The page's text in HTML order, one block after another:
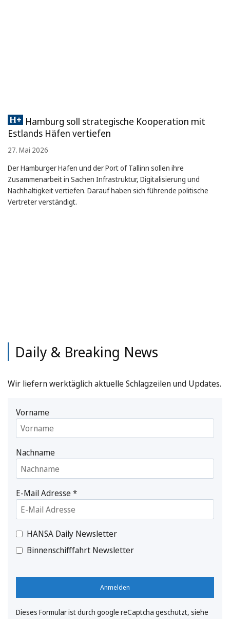
Hamburg soll strategische Kooperation mit
Estlands Häfen vertiefen
27. Mai 2026
Der Hamburger Hafen und der Port of Tallinn sollen ihre
Zusammenarbeit in Sachen Infrastruktur, Digitalisierung und
Nachhaltigkeit vertiefen. Darauf haben sich führende politische
Vertreter verständigt.
Daily & Breaking News
Wir liefern werktäglich aktuelle Schlagzeilen und Updates.
Vorname
Nachname
E-Mail Adresse*
HANSA Daily Newsletter
Binnenschifffahrt Newsletter
Anmelden
Dieses Formular ist durch google reCaptcha geschützt, siehe